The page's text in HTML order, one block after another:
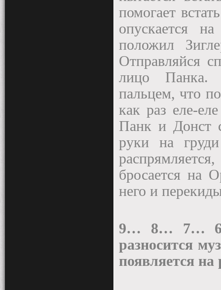
помогает
опускается
положил
Отправляйся
лицо Панка.
пальцем, что
как раз еле-
Панк и Донст
руки на
бросается на
него и
9… 8… 7…
разносится
появляется на